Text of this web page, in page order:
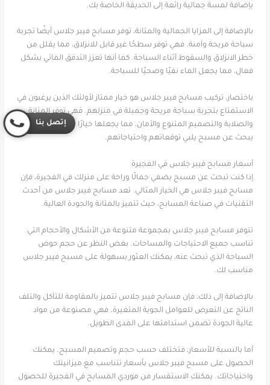
بإضافة لمسة جمالية رائعة إلى الحديقة الخاصة بك.
بالإضافة إلى المزايا الجمالية والمتانة، توفر مسابح فيبر جلاس أيضًا تجربة
سباحة مريحة وآمنة. فهي توفر سطحًا غير قابل للانزلاق، مما يقلل من
خطر الانزلاق والسقوط أثناء السباحة. كما أنها تعزز التدفق المائي بشكل
فعال، مما يجعل الماء نقيًا وصحيًا للسباحة.
باختصار، تركيب مسابح فيبر جلاس هو خيار ممتاز لأولئك الذين يرغبون في
الاستمتاع بتجربة سباحة مريحة وجميلة في منزلهم. فهي توفر المتانة
والصلابة والتصميم المتنوع والأمان، مما يجعلها خيارًا مثاليًا لكل من
يبحث عن مسبح يلبي توقعاتهم واحتياجاتهم.
أسعار مسابح فيبر جلاس في الفجيرة
إذا كنت تبحث عن مسبح يضفي جمالًا وراحة على منزلك في الفجيرة، فإن
مسابح فيبر جلاس هي الخيار المثالي. تعد مسابح فيبر جلاس من أحدث
التقنيات في صناعة المسابح، حيث تتميز بالمتانة والجودة العالية.
تتوفر مسابح فيبر جلاس بمجموعة متنوعة من الأشكال والأحجام التي
تناسب جميع الاحتياجات والمساحات. بغض النظر عن حجم حوض
السباحة الذي تبحث عنه، يمكنك العثور بسهولة على مسبح فيبر جلاس
مناسب لك.
بالإضافة إلى ذلك، فإن مسابح فيبر جلاس تتميز بالمقاومة للتآكل والتلف
الناتج عن التعرض للعوامل الجوية المتغيرة. فهي مصنوعة من مواد
عالية الجودة تضمن استدامتها على المدى الطويل.
أما بالنسبة للأسعار، فتختلف حسب حجم وتصميم المسبح. يمكنك
الحصول على مسبح فيبر جلاس بأسعار تتناسب مع ميزانيتك
واحتياجاتك. يمكنك الاستفسار من موردي المسابح في الفجيرة للحصول
إتصل بنا